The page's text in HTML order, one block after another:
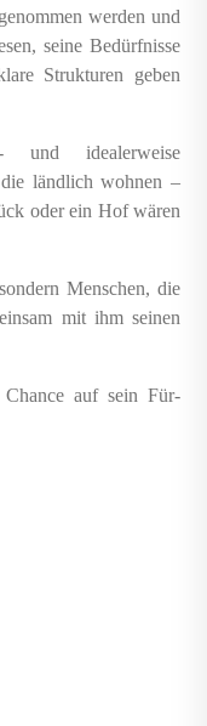
werden und
seine Bedürfnisse
Strukturen geben
idealerweise
die ländlich wohnen –
oder ein Hof wären
Menschen, die
mit ihm seinen
auf sein Für-